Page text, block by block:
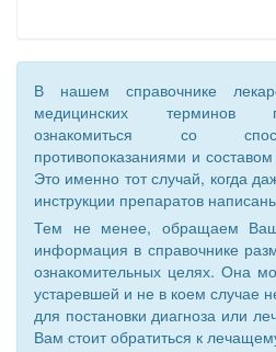
В нашем справочнике
медицинских терминов
ознакомиться со
противопоказаниями и
Это именно тот случай, когда
инструкции препаратов
Тем не менее, обращаем
информация в справочнике
ознакомительных целях. Она
устаревшей и не в коем случае
для постановки диагноза или
Вам стоит обратиться к